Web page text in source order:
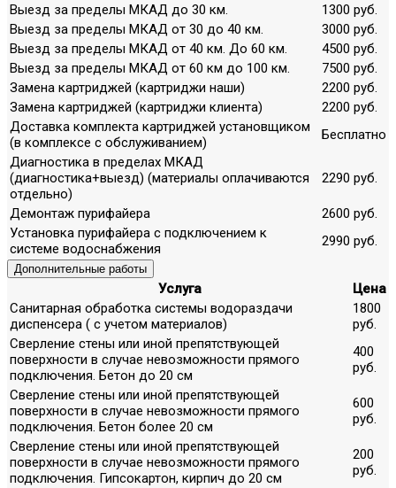
Выезд за пределы МКАД до 30 км.
1300 руб.
Выезд за пределы МКАД от 30 до 40 км.
3000 руб.
Выезд за пределы МКАД от 40 км. До 60 км.
4500 руб.
Выезд за пределы МКАД от 60 км до 100 км.
7500 руб.
Замена картриджей (картриджи наши)
2200 руб.
Замена картриджей (картриджи клиента)
2200 руб.
Доставка комплекта картриджей установщиком
(в комплексе с обслуживанием)
Бесплатно
Диагностика в пределах МКАД
(диагностика+выезд) (материалы оплачиваются
отдельно)
2290 руб.
Демонтаж пурифайера
2600 руб.
Установка пурифайера с подключением к
системе водоснабжения
2990 руб.
Дополнительные работы
Услуга
Цена
Санитарная обработка системы водораздачи
диспенсера ( с учетом материалов)
1800
руб.
Сверление стены или иной препятствующей
поверхности в случае невозможности прямого
подключения. Бетон до 20 см
400
руб.
Сверление стены или иной препятствующей
поверхности в случае невозможности прямого
подключения. Бетон более 20 см
600
руб.
Сверление стены или иной препятствующей
поверхности в случае невозможности прямого
подключения. Гипсокартон, кирпич до 20 см
200
руб.